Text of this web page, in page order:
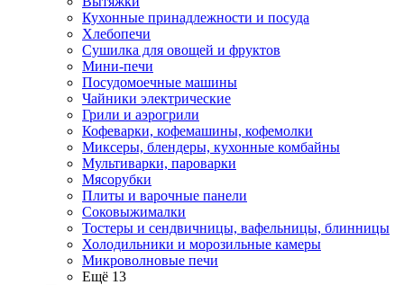
Кухонные принадлежности и посуда
Хлебопечи
Сушилка для овощей и фруктов
Мини-печи
Посудомоечные машины
Чайники электрические
Грили и аэрогрили
Кофеварки, кофемашины, кофемолки
Миксеры, блендеры, кухонные комбайны
Мультиварки, пароварки
Мясорубки
Плиты и варочные панели
Соковыжималки
Тостеры и сендвичницы, вафельницы, блинницы
Холодильники и морозильные камеры
Микроволновые печи
Ещё 13